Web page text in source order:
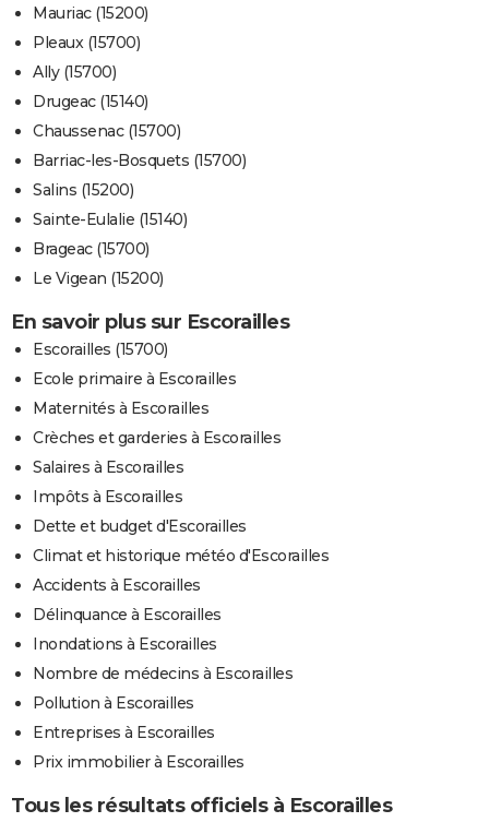
Mauriac (15200)
Pleaux (15700)
Ally (15700)
Drugeac (15140)
Chaussenac (15700)
Barriac-les-Bosquets (15700)
Salins (15200)
Sainte-Eulalie (15140)
Brageac (15700)
Le Vigean (15200)
En savoir plus sur Escorailles
Escorailles (15700)
Ecole primaire à Escorailles
Maternités à Escorailles
Crèches et garderies à Escorailles
Salaires à Escorailles
Impôts à Escorailles
Dette et budget d'Escorailles
Climat et historique météo d'Escorailles
Accidents à Escorailles
Délinquance à Escorailles
Inondations à Escorailles
Nombre de médecins à Escorailles
Pollution à Escorailles
Entreprises à Escorailles
Prix immobilier à Escorailles
Tous les résultats officiels à Escorailles